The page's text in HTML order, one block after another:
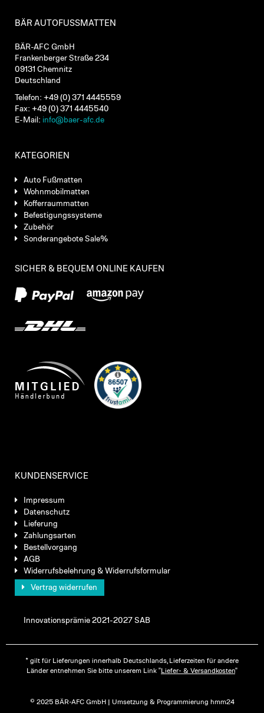
BÄR AUTOFUSSMATTEN
BÄR-AFC GmbH
Frankenberger Straße 234
09131 Chemnitz
Deutschland
Telefon: +49 (0) 371 4445559
Fax: +49 (0) 371 4445540
E-Mail: info@baer-afc.de
KATEGORIEN
Auto Fußmatten
Wohnmobilmatten
Kofferraummatten
Befestigungssysteme
Zubehör
Sonderangebote Sale%
SICHER & BEQUEM ONLINE KAUFEN
KUNDENSERVICE
Impressum
Datenschutz
Lieferung
Zahlungsarten
Bestellvorgang
AGB
Widerrufsbelehrung & Widerrufsformular
Vertrag widerrufen
Innovationsprämie 2021-2027 SAB
* gilt für Lieferungen innerhalb Deutschlands, Lieferzeiten für andere
Länder entnehmen Sie bitte unserem Link "Liefer- & Versandkosten"
© 2025 BÄR-AFC GmbH | Umsetzung & Programmierung hmm24